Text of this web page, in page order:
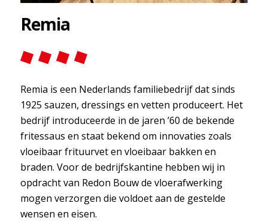
Remia
Remia is een Nederlands familiebedrijf dat sinds
1925 sauzen, dressings en vetten produceert. Het
bedrijf introduceerde in de jaren ’60 de bekende
fritessaus en staat bekend om innovaties zoals
vloeibaar frituurvet en vloeibaar bakken en
braden. Voor de bedrijfskantine hebben wij in
opdracht van Redon Bouw de vloerafwerking
mogen verzorgen die voldoet aan de gestelde
wensen en eisen.